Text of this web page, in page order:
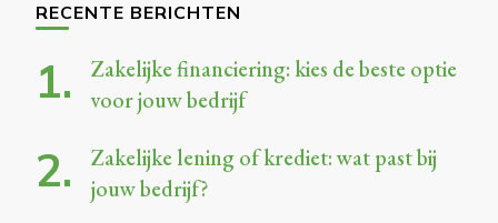
RECENTE BERICHTEN
Zakelijke financiering: kies de beste optie
voor jouw bedrijf
Zakelijke lening of krediet: wat past bij
jouw bedrijf?